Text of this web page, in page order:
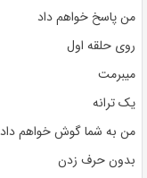
من پاسخ خواهم داد
روی حلقه اول
میبرمت
یک ترانه
من به شما گوش خواهم داد
بدون حرف زدن